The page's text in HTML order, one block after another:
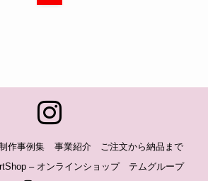
作事例集 事業紹介
ご注文から納品まで
– オンラインショップ
テムグループ